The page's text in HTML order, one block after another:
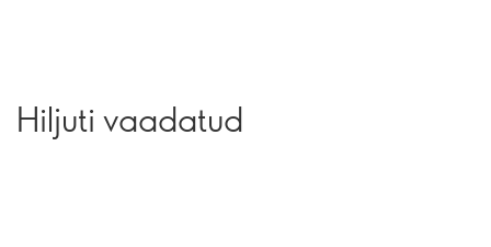
Hiljuti vaadatud